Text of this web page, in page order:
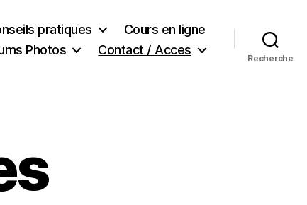
pratiques
Cours en ligne
Photos
Contact / Acces
Recherche